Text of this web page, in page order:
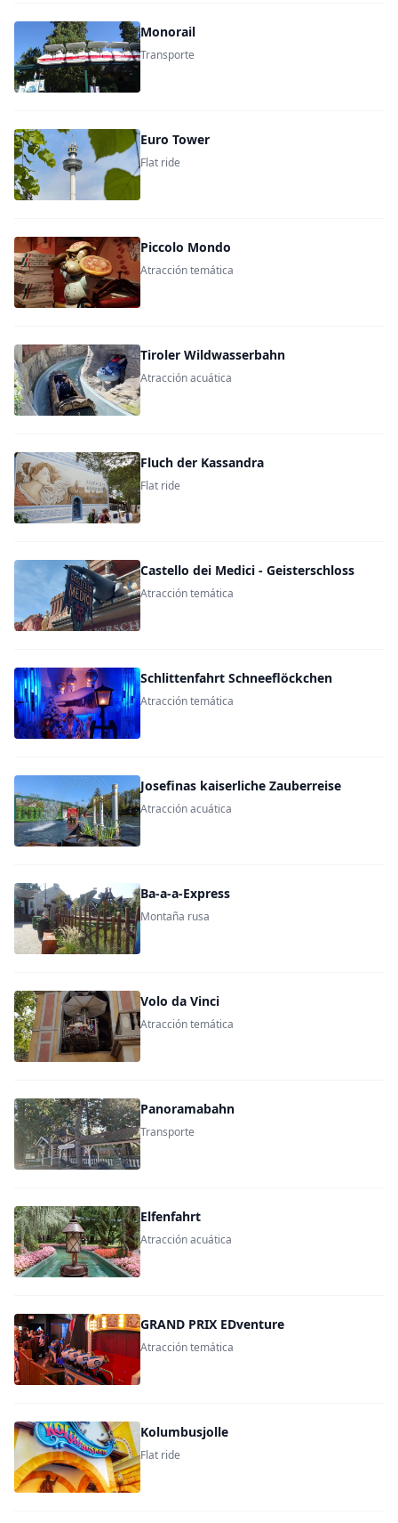
Monorail
Transporte
Euro Tower
Flat ride
Piccolo Mondo
Atracción temática
Tiroler Wildwasserbahn
Atracción acuática
Fluch der Kassandra
Flat ride
Castello dei Medici - Geisterschloss
Atracción temática
Schlittenfahrt Schneeflöckchen
Atracción temática
Josefinas kaiserliche Zauberreise
Atracción acuática
Ba-a-a-Express
Montaña rusa
Volo da Vinci
Atracción temática
Panoramabahn
Transporte
Elfenfahrt
Atracción acuática
GRAND PRIX EDventure
Atracción temática
Kolumbusjolle
Flat ride